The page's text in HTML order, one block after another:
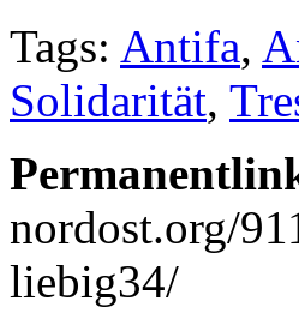
Tags: Antifa,
Solidarität,
nordost.org/
liebig34/